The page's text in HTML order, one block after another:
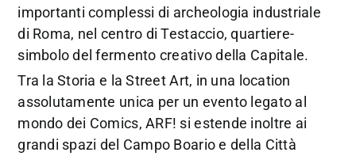
importanti complessi di archeologia industriale
di Roma, nel centro di Testaccio, quartiere-
simbolo del fermento creativo della Capitale.
Tra la Storia e la Street Art, in una location
assolutamente unica per un evento legato al
mondo dei Comics, ARF! si estende inoltre ai
grandi spazi del Campo Boario e della Città